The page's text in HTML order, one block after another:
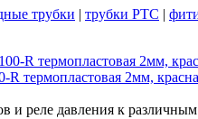
трубки | трубки PTC |
R термопластовая 2мм,
и реле давления к